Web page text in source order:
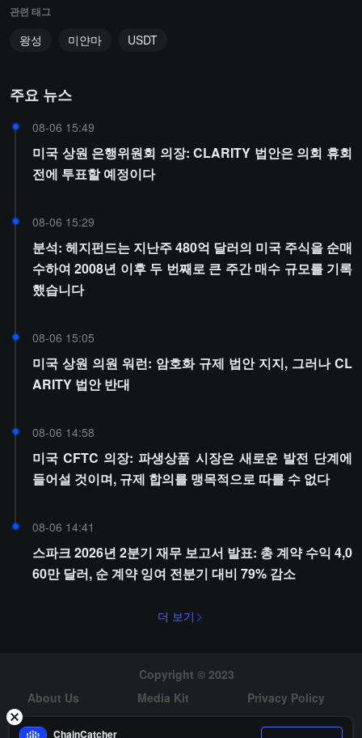
관련 태그
왕성 미얀마 USDT
주요 뉴스
08-06 15:49
미국 상원 은행위원회 의장: CLARITY 법안은 의회 휴회
전에 투표할 예정이다
08-06 15:29
분석: 헤지펀드는 지난주 480억 달러의 미국 주식을 순매
수하여 2008년 이후 두 번째로 큰 주간 매수 규모를 기록
했습니다
08-06 15:05
미국 상원 의원 워런: 암호화 규제 법안 지지, 그러나 CL
ARITY 법안 반대
08-06 14:58
미국 CFTC 의장: 파생상품 시장은 새로운 발전 단계에
들어설 것이며, 규제 합의를 맹목적으로 따를 수 없다
08-06 14:41
스파크 2026년 2분기 재무 보고서 발표: 총 계약 수익 4,0
60만 달러, 순 계약 잉여 전분기 대비 79% 감소
더 보기
Copyright © 2023
About Us
Media Kit
Privacy Policy
Risk Warning
Hiring
ChainCatcher